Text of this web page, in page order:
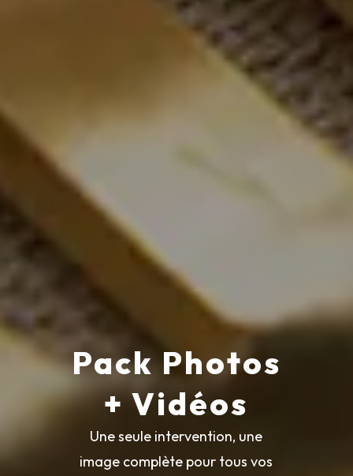
Pack Photos
+ Vidéos
Une seule intervention, une
image complète pour tous vos